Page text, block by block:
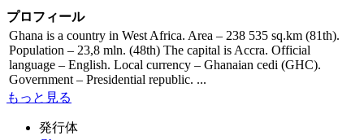
プロフィール
Ghana is a country in West Africa. Area – 238 535 sq.km (81th).
Population – 23,8 mln. (48th) The capital is Accra. Official
language – English. Local currency – Ghanaian cedi (GHC).
Government – Presidential republic. ...
もっと見る
発行体